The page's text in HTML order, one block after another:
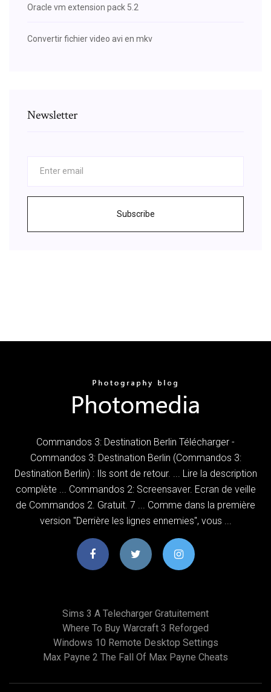
Oracle vm extension pack 5.2
Convertir fichier video avi en mkv
Newsletter
Subscribe
Commandos 3: Destination Berlin Télécharger -
Commandos 3: Destination Berlin (Commandos 3:
Destination Berlin) : Ils sont de retour. ... Lire la description
complète ... Commandos 2: Screensaver. Ecran de veille
de Commandos 2. Gratuit. 7 ... Comme dans la première
version "Derrière les lignes ennemies", vous ...
Sims 3 A Telecharger Gratuitement
Where To Buy Warcraft 3 Reforged
Windows 10 Remote Desktop Settings
Max Payne 2 The Fall Of Max Payne Cheats